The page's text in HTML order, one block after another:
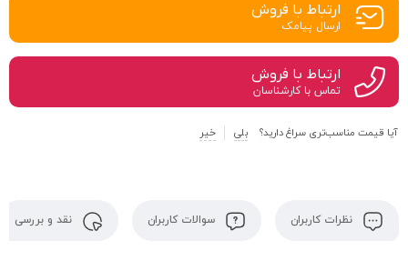
ارتباط با فروش
ارسال پیامک
ارتباط با فروش
تماس با کارشناسان
آیا قیمت مناسب‌تری سراغ دارید؟ بلی خیر
نظرات کاربران سوالات کاربران نقد و بررسی